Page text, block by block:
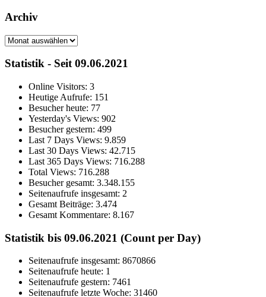
Archiv
Archiv
Statistik - Seit 09.06.2021
Online Visitors: 3
Heutige Aufrufe: 151
Besucher heute: 77
Yesterday's Views: 902
Besucher gestern: 499
Last 7 Days Views: 9.859
Last 30 Days Views: 42.715
Last 365 Days Views: 716.288
Total Views: 716.288
Besucher gesamt: 3.348.155
Seitenaufrufe insgesamt: 2
Gesamt Beiträge: 3.474
Gesamt Kommentare: 8.167
Statistik bis 09.06.2021 (Count per Day)
Seitenaufrufe insgesamt: 8670866
Seitenaufrufe heute: 1
Seitenaufrufe gestern: 7461
Seitenaufrufe letzte Woche: 31460